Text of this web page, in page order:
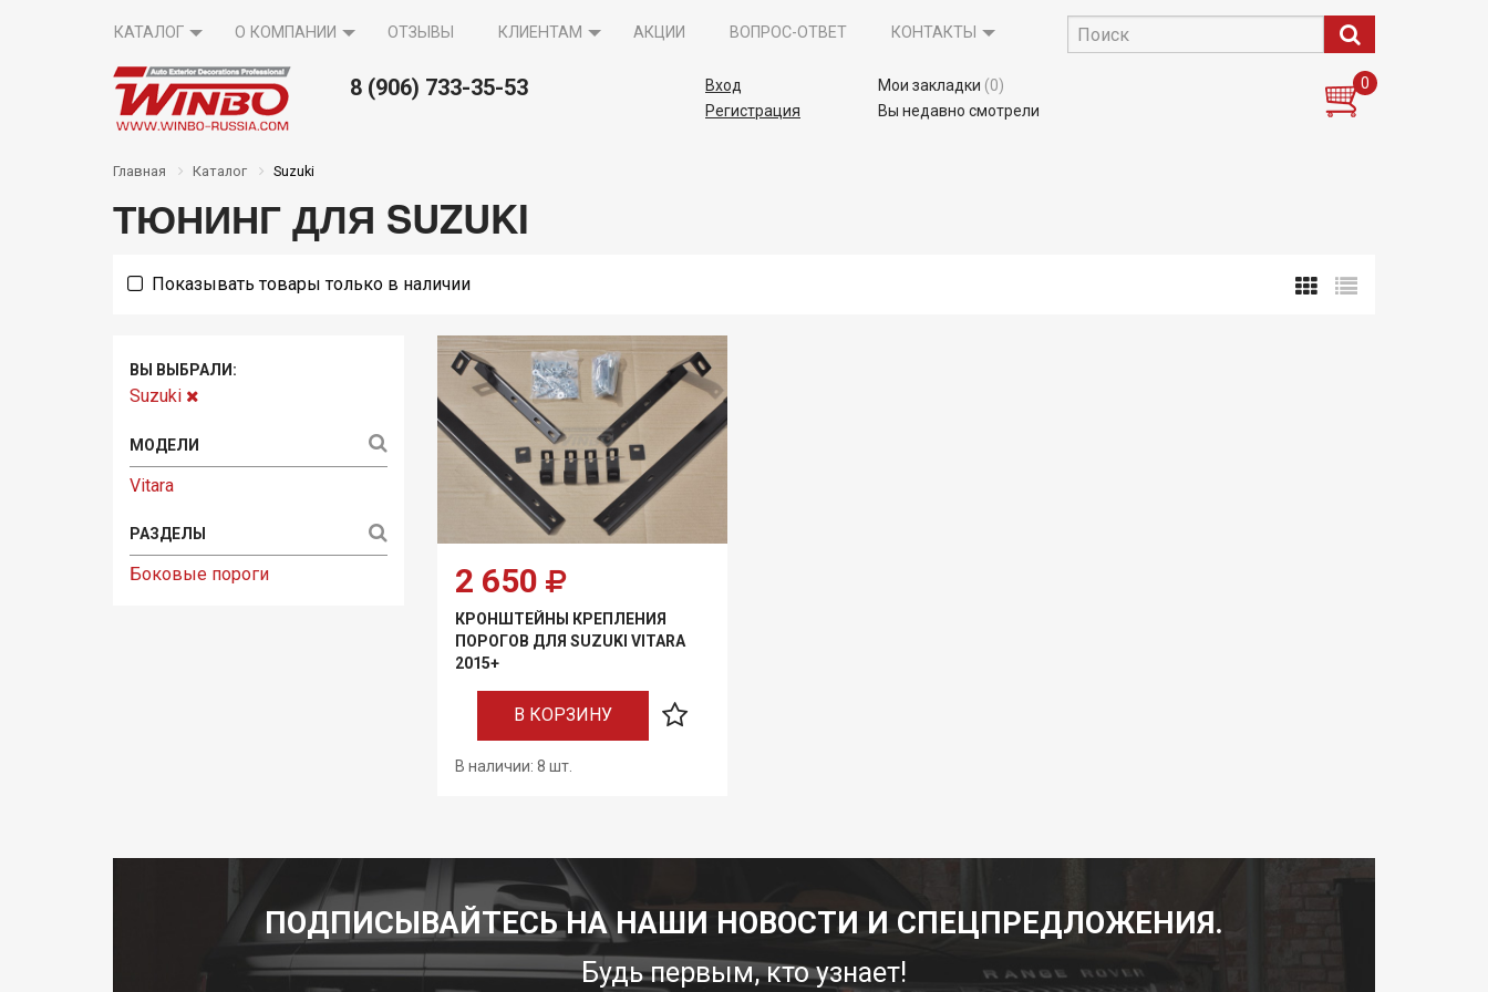
ответ
Контакты
КАТАЛОГ О КОМПАНИИ ОТЗЫВЫ КЛИЕНТАМ АКЦИИ ВОПРОС-ОТВЕТ КОНТАКТЫ
8 (906) 733-35-53
Вход
Регистрация
Мои закладки (0)
Вы недавно смотрели
0
Главная Каталог Suzuki
ТЮНИНГ ДЛЯ SUZUKI
Показывать товары только в наличии
ВЫ ВЫБРАЛИ:
Suzuki
Vitara
Боковые пороги 2 650
КРОНШТЕЙНЫ КРЕПЛЕНИЯ
ПОРОГОВ ДЛЯ SUZUKI VITARA
2015+
В КОРЗИНУ
В наличии: 8 шт.
ПОДПИСЫВАЙТЕСЬ НА НАШИ НОВОСТИ И СПЕЦПРЕДЛОЖЕНИЯ.
Будь первым, кто узнает!